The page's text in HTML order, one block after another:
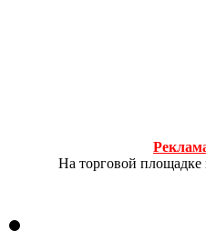
На торговой площадке